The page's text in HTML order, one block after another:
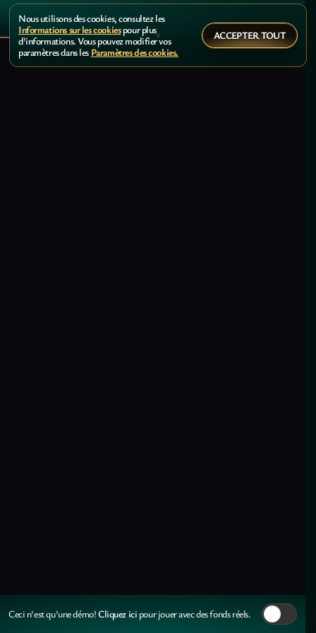
Ceci n'est qu'une démo!Cliquez ici pour jouer avec des fonds réels.
Nous utilisons des cookies, consultez les
Informations sur les cookiespour plus
d'informations. Vous pouvez modifier vos
paramètres dans les Paramètres des cookies.
ACCEPTER TOUT